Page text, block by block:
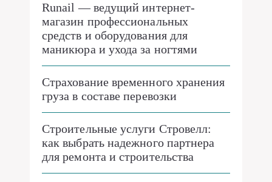
Runail — ведущий интернет-
магазин профессиональных
средств и оборудования для
маникюра и ухода за ногтями
Страхование временного хранения
груза в составе перевозки
Строительные услуги Стровелл:
как выбрать надежного партнера
для ремонта и строительства